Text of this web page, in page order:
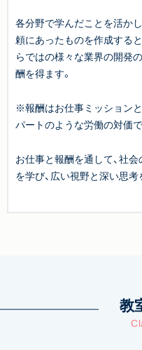
各分野で学んだことを活か
頼にあったものを作成する
らではの様々な業界の開発
酬を得ます。
※報酬はお仕事ミッション
パートのような労働の対価
お仕事と報酬を通して、社
を学び、広い視野と深い思考
教